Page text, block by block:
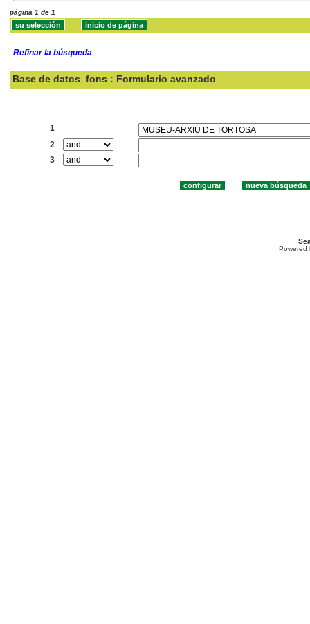
página 1 de 1
Refinar la búsqueda
Base de datos fons : Formulario avanzado
1
2
3
Powered